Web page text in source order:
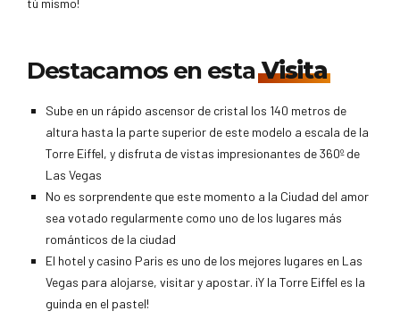
Destacamos en estaVisita
Sube en un rápido ascensor de cristal los 140 metros de
altura hasta la parte superior de este modelo a escala de la
Torre Eiffel, y disfruta de vistas impresionantes de 360º de
Las Vegas
No es sorprendente que este momento a la Ciudad del amor
sea votado regularmente como uno de los lugares más
románticos de la ciudad
El hotel y casino Paris es uno de los mejores lugares en Las
Vegas para alojarse, visitar y apostar. ¡Y la Torre Eiffel es la
guinda en el pastel!